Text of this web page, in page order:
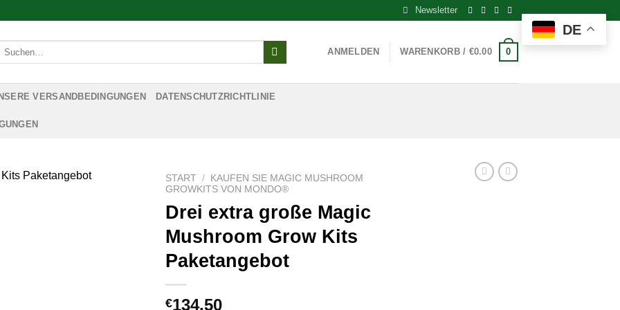
Newsletter
ANMELDEN WARENKORB / €0.00 0
VERSANDBEDINGUNGEN DATENSCHUTZRICHTLINIE
START /
KAUFEN SIE MAGIC MUSHROOM
GROWKITS VON MONDO®
Drei extra große Magic
Mushroom Grow Kits
Paketangebot
€134.50
DE